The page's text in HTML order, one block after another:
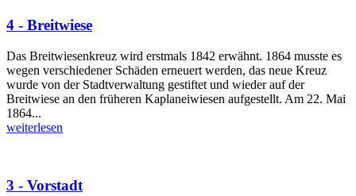
4 - Breitwiese
Das Breitwiesenkreuz wird erstmals 1842 erwähnt. 1864 musste es
wegen verschiedener Schäden erneuert werden, das neue Kreuz
wurde von der Stadtverwaltung gestiftet und wieder auf der
Breitwiese an den früheren Kaplaneiwiesen aufgestellt. Am 22. Mai
1864...
weiterlesen
3 - Vorstadt